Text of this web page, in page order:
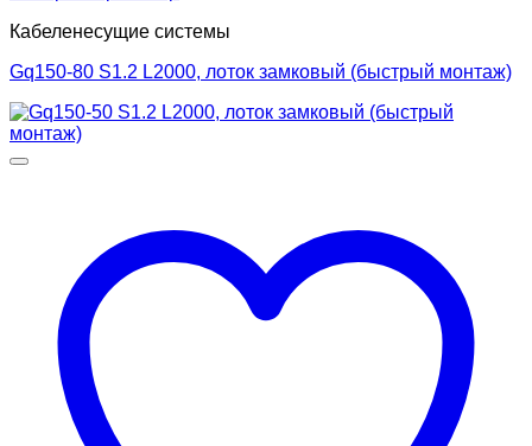
Кабеленесущие системы
Gq150-80 S1.2 L2000, лоток замковый (быстрый монтаж)